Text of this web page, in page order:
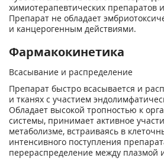
химиотерапевтических препаратов
Препарат не обладает
и канцерогенным действиями.
Фармакокинетика
Всасывание и распределение
Препарат быстро всасывается и
и тканях с участием
Обладает высокой тропностью к
системы, принимает активное
метаболизме, встраиваясь в
интенсивного поступления
перераспределение между